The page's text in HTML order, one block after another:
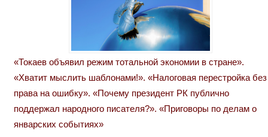
«Токаев объявил режим тотальной экономии в стране».
«Хватит мыслить шаблонами!». «Налоговая перестройка без
права на ошибку». «Почему президент РК публично
поддержал народного писателя?». «Приговоры по делам о
январских событиях»